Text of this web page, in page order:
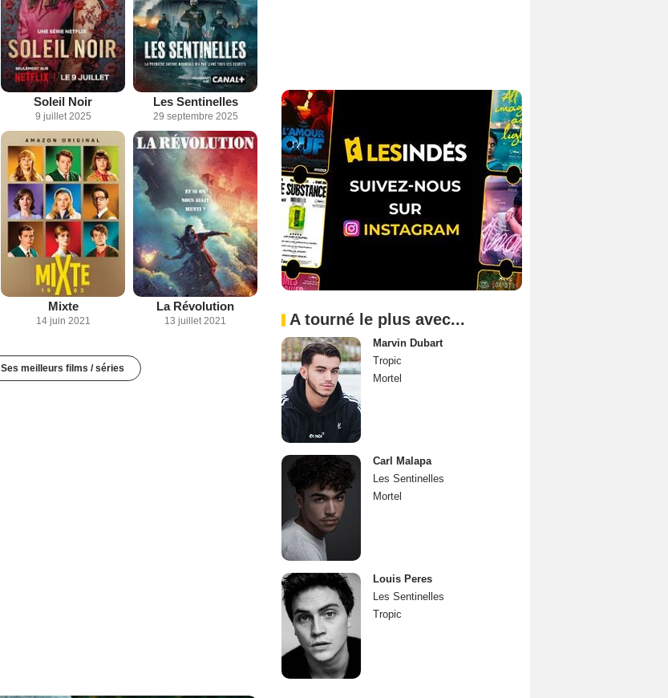
Soleil Noir
9 juillet 2025
Les Sentinelles
29 septembre 2025
Mixte
14 juin 2021
La Révolution
13 juillet 2021
Ses meilleurs films / séries
A tourné le plus avec...
Marvin Dubart
Tropic
Mortel
Carl Malapa
Les Sentinelles
Mortel
Louis Peres
Les Sentinelles
Tropic